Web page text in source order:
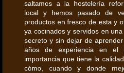
saltamos a la hostelería
local y hemos pasado de
productos en fresco de esta y
ya cocinados y servidos en
secreto y sin dejar de
años de experiencia en el
importancia que tiene la
cómo, cuando y donde